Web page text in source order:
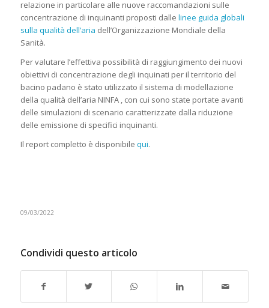
relazione in particolare alle nuove raccomandazioni sulle
concentrazione di inquinanti proposti dalle linee guida globali
sulla qualità dell’aria dell’Organizzazione Mondiale della
Sanità.
Per valutare l’effettiva possibilità di raggiungimento dei nuovi
obiettivi di concentrazione degli inquinati per il territorio del
bacino padano è stato utilizzato il sistema di modellazione
della qualità dell’aria NINFA , con cui sono state portate avanti
delle simulazioni di scenario caratterizzate dalla riduzione
delle emissione di specifici inquinanti.
Il report completto è disponibile qui.
09/03/2022
Condividi questo articolo